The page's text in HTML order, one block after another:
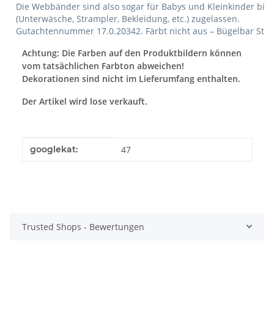
Die Webbänder sind also sogar für Babys und Kleinkinder bis
(Unterwäsche, Strampler, Bekleidung, etc.) zugelassen.
Gutachtennummer 17.0.20342. Färbt nicht aus – Bügelbar
Achtung: Die Farben auf den Produktbildern können
vom tatsächlichen Farbton abweichen!
Dekorationen sind nicht im Lieferumfang enthalten.
Der Artikel wird lose verkauft.
Produkteigenschaft
Wert
googlekat: 47
Trusted Shops - Bewertungen